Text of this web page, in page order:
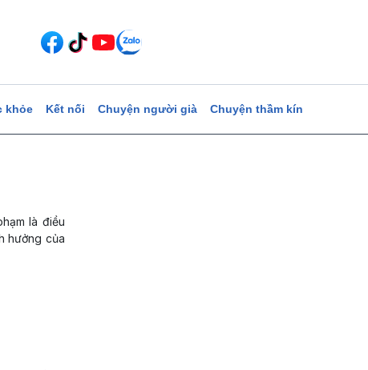
khỏe Kết nối Chuyện người già Chuyện thầm kín
là điều
hưởng của